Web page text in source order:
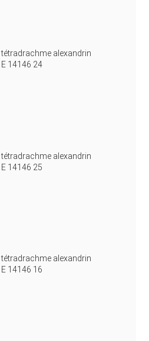
tétradrachme alexandrin
E 14146 24
tétradrachme alexandrin
E 14146 25
tétradrachme alexandrin
E 14146 16